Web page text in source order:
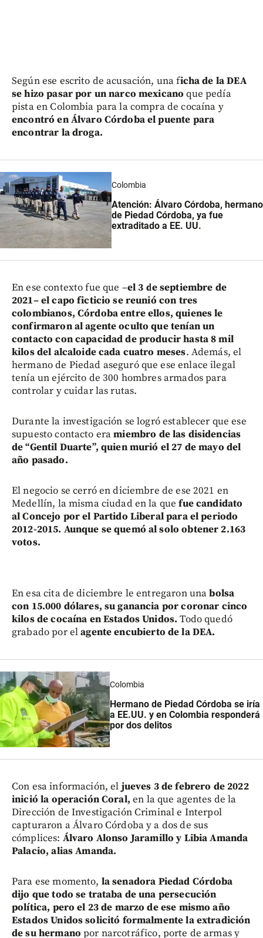
Según ese escrito de acusación, una ficha de la DEA
se hizo pasar por un narco mexicano que pedía
pista en Colombia para la compra de cocaína y
encontró en Álvaro Córdoba el puente para
encontrar la droga.
Colombia
Atención: Álvaro Córdoba, hermano
de Piedad Córdoba, ya fue
extraditado a EE. UU.
En ese contexto fue que –el 3 de septiembre de
2021– el capo ficticio se reunió con tres
colombianos, Córdoba entre ellos, quienes le
confirmaron al agente oculto que tenían un
contacto con capacidad de producir hasta 8 mil
kilos del alcaloide cada cuatro meses. Además, el
hermano de Piedad aseguró que ese enlace ilegal
tenía un ejército de 300 hombres armados para
controlar y cuidar las rutas.
Durante la investigación se logró establecer que ese
supuesto contacto eramiembro de las disidencias
de “Gentil Duarte”, quien murió el 27 de mayo del
año pasado.
El negocio se cerró en diciembre de ese 2021 en
Medellín, la misma ciudad en la que fue candidato
al Concejo por el Partido Liberal para el periodo
2012-2015. Aunque se quemó al solo obtener 2.163
votos.
En esa cita de diciembre le entregaron unabolsa
con 15.000 dólares, su ganancia por coronar cinco
kilos de cocaína en Estados Unidos.Todo quedó
grabado por elagente encubierto de la DEA.
Colombia
Hermano de Piedad Córdoba se iría
a EE.UU. y en Colombia responderá
por dos delitos
Con esa información, el jueves 3 de febrero de 2022
inició la operación Coral, en la que agentes de la
Dirección de Investigación Criminal e Interpol
capturaron a Álvaro Córdoba y a dos de sus
cómplices: Álvaro Alonso Jaramillo y Libia Amanda
Palacio, alias Amanda.
Para ese momento, la senadora Piedad Córdoba
dijo que todo se trataba de una persecución
política, pero el 23 de marzo de ese mismo año
Estados Unidos solicitó formalmente la extradición
de su hermanopor narcotráfico, porte de armas y